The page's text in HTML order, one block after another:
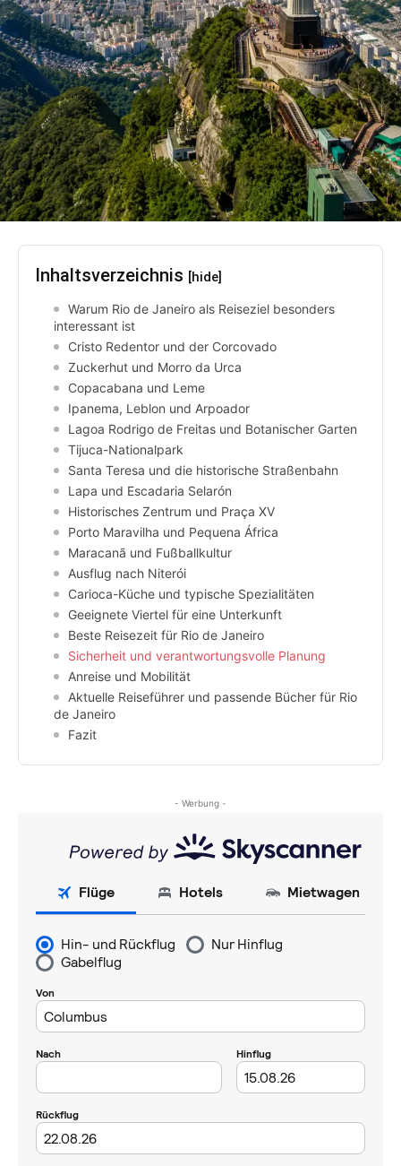
Inhaltsverzeichnis [hide]
Warum Rio de Janeiro als Reiseziel besonders
interessant ist
Cristo Redentor und der Corcovado
Zuckerhut und Morro da Urca
Copacabana und Leme
Ipanema, Leblon und Arpoador
Lagoa Rodrigo de Freitas und Botanischer Garten
Tijuca-Nationalpark
Santa Teresa und die historische Straßenbahn
Lapa und Escadaria Selarón
Historisches Zentrum und Praça XV
Porto Maravilha und Pequena África
Maracanã und Fußballkultur
Ausflug nach Niterói
Carioca-Küche und typische Spezialitäten
Geeignete Viertel für eine Unterkunft
Beste Reisezeit für Rio de Janeiro
Sicherheit und verantwortungsvolle Planung
Anreise und Mobilität
Aktuelle Reiseführer und passende Bücher für Rio
de Janeiro
Fazit
- Werbung -